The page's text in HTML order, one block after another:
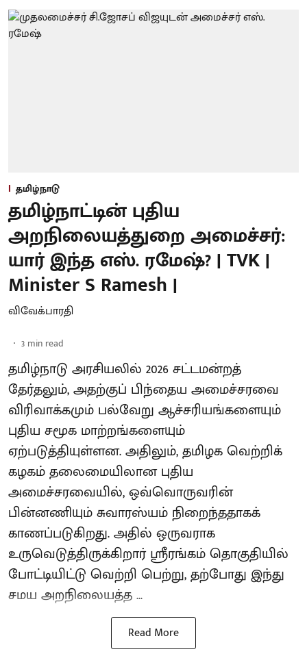
தமிழ்நாடு
தமிழ்நாட்டின் புதிய
அறநிலையத்துறை அமைச்சர்:
யார் இந்த எஸ். ரமேஷ்? | TVK |
Minister S Ramesh |
விவேக்பாரதி
3 min read
தமிழ்நாடு அரசியலில் 2026 சட்டமன்றத்
தேர்தலும், அதற்குப் பிந்தைய அமைச்சரவை
விரிவாக்கமும் பல்வேறு ஆச்சரியங்களையும்
புதிய சமூக மாற்றங்களையும்
ஏற்படுத்தியுள்ளன. அதிலும், தமிழக வெற்றிக்
கழகம் தலைமையிலான புதிய
அமைச்சரவையில், ஒவ்வொருவரின்
பின்னணியும் சுவாரஸ்யம் நிறைந்ததாகக்
காணப்படுகிறது. அதில் ஒருவராக
உருவெடுத்திருக்கிறார் ஸ்ரீரங்கம் தொகுதியில்
போட்டியிட்டு வெற்றி பெற்று, தற்போது இந்து
சமய அறநிலையத்த ...
Read More